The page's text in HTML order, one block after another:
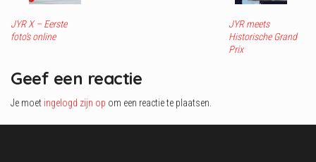
JYR X – Eerste
foto’s online
JYR meets
Historische Grand
Prix
Geef een reactie
Je moet ingelogd zijn op om een reactie te plaatsen.